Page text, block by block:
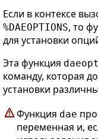
Если в контексе
%DAEOPTIONS, то
для установки
Эта функция
команду, которая
установки
Функция dae
переменная и,